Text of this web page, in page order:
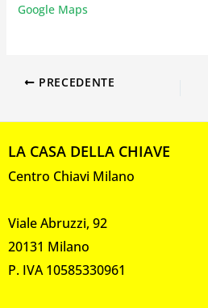
Google Maps
PRECEDENTE
LA CASA DELLA CHIAVE
Centro Chiavi Milano
Viale Abruzzi, 92
20131 Milano
P. IVA 10585330961